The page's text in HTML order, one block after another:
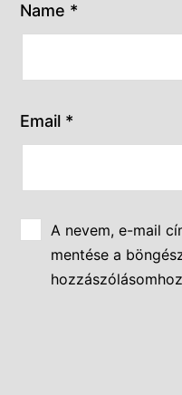
Name *
Email *
A nevem, e-mail
mentése a